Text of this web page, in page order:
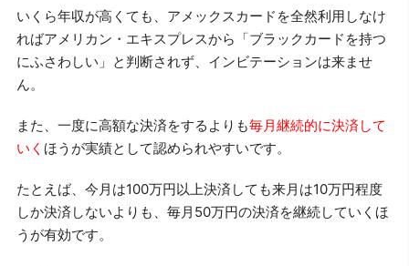
いくら年収が高くても、アメックスカードを全然利用しなけ
ればアメリカン・エキスプレスから「ブラックカードを持つ
にふさわしい」と判断されず、インビテーションは来ませ
ん。
また、一度に高額な決済をするよりも毎月継続的に決済して
いく ほうが実績として認められやすいです。
たとえば、今月は100万円以上決済しても来月は10万円程度
しか決済しないよりも、毎月50万円の決済を継続していくほ
うが有効です。